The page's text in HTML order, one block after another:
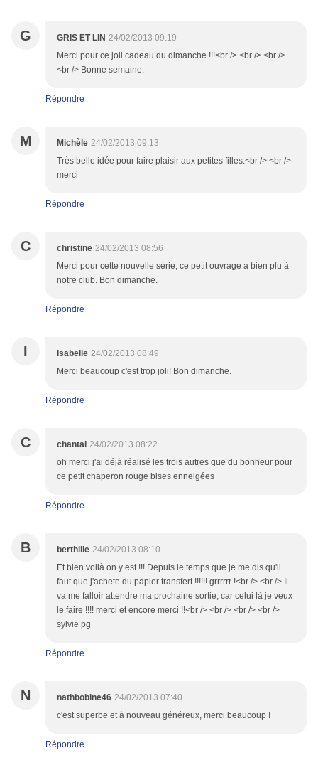
G GRIS ET LIN 24/02/2013 09:19
Merci pour ce joli cadeau du dimanche !!!<br /> <br /> <br />
<br /> Bonne semaine.
Répondre
M Michèle 24/02/2013 09:13
Très belle idée pour faire plaisir aux petites filles.<br /> <br />
merci
Répondre
C christine 24/02/2013 08:56
Merci pour cette nouvelle série, ce petit ouvrage a bien plu à
notre club. Bon dimanche.
Répondre
I Isabelle 24/02/2013 08:49
Merci beaucoup c'est trop joli! Bon dimanche.
Répondre
C chantal 24/02/2013 08:22
oh merci j'ai déjà réalisé les trois autres que du bonheur pour
ce petit chaperon rouge bises enneigées
Répondre
B berthille 24/02/2013 08:10
Et bien voilà on y est !!! Depuis le temps que je me dis qu'il
faut que j'achete du papier transfert !!!!!! grrrrrr !<br /> <br /> Il
va me falloir attendre ma prochaine sortie, car celui là je veux
le faire !!!! merci et encore merci !!<br /> <br /> <br /> <br />
sylvie pg
Répondre
N nathbobine46 24/02/2013 07:40
c'est superbe et à nouveau généreux, merci beaucoup !
Répondre